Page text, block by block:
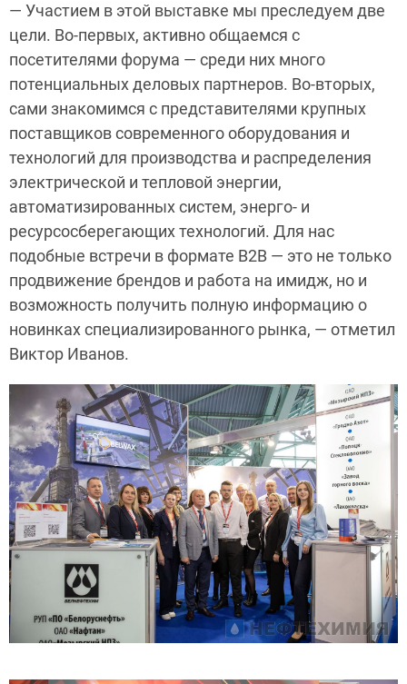
— Участием в этой выставке мы преследуем две
цели. Во-первых, активно общаемся с
посетителями форума — среди них много
потенциальных деловых партнеров. Во-вторых,
сами знакомимся с представителями крупных
поставщиков современного оборудования и
технологий для производства и распределения
электрической и тепловой энергии,
автоматизированных систем, энерго- и
ресурсосберегающих технологий. Для нас
подобные встречи в формате B2B — это не только
продвижение брендов и работа на имидж, но и
возможность получить полную информацию о
новинках специализированного рынка, — отметил
Виктор Иванов.